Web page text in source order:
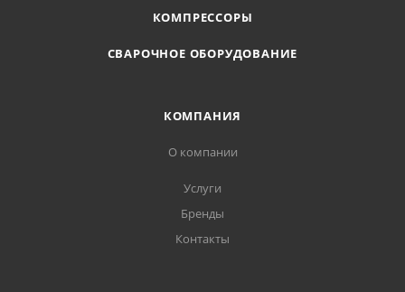
КОМПРЕССОРЫ
СВАРОЧНОЕ ОБОРУДОВАНИЕ
КОМПАНИЯ
О компании
Услуги
Бренды
Контакты